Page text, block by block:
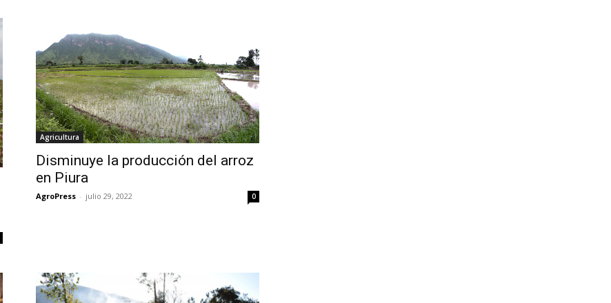
Agricultura
Disminuye la producción del arroz
en Piura
AgroPress - julio 29, 2022 0